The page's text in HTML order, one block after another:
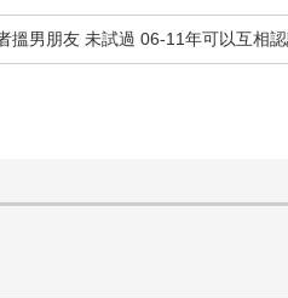
搵男朋友 未試過 06-11年可以互相